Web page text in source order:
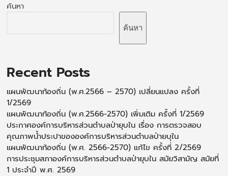
ค้นหา
ค้นหา
Recent Posts
แผนพัฒนาท้องถิ่น (พ.ศ.2566 – 2570) เปลี่ยนแปลง ครั้งที่
1/2569
แผนพัฒนาท้องถิ่น (พ.ศ.2566-2570) เพิ่มเติม ครั้งที่ 1/2569
ประกาศองค์การบริหารส่วนตำบลป่ายุบใน เรื่อง การตรวจสอบ
คุณภาพน้ำประปาขององค์การบริหารส่วนตำบลป่ายบุใน
แผนพัฒนาท้องถิ่น (พ.ศ. 2566-2570) แก้ไข ครั้งที่ 2/2569
การประชุมสภาองค์การบริหารส่วนตำบลป่ายุบใน สมัยวิสามัญ สมัยที่
1 ประจำปี พ.ศ. 2569